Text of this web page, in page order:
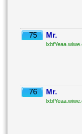
75 Mr.
76 Mr.